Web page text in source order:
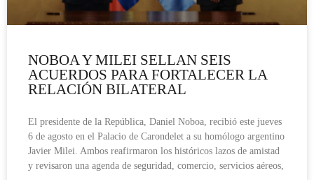
NOBOA Y MILEI SELLAN SEIS
ACUERDOS PARA FORTALECER LA
RELACIÓN BILATERAL
El presidente de la República, Daniel Noboa, recibió este jueves
6 de agosto en el Palacio de Carondelet a su homólogo argentino
Javier Milei. Ambos reafirmaron los históricos lazos de amistad
y revisaron una agenda de seguridad, comercio, servicios aéreos,